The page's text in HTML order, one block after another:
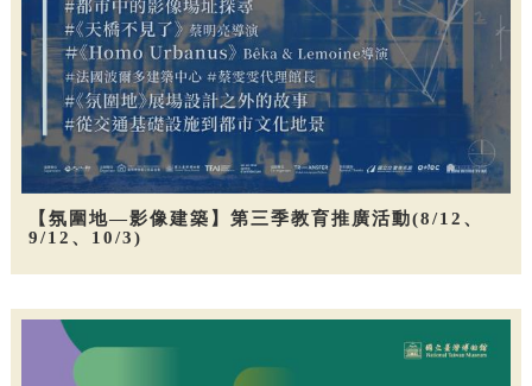
【氛圍地—影像建築】第三季教育推廣活動(8/12、
9/12、10/3)